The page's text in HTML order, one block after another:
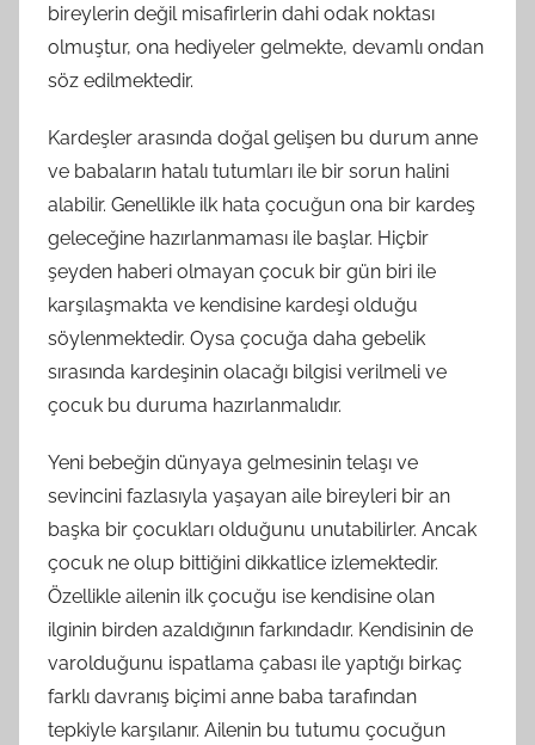
bireylerin değil misafirlerin dahi odak noktası
olmuştur, ona hediyeler gelmekte, devamlı ondan
söz edilmektedir.
Kardeşler arasında doğal gelişen bu durum anne
ve babaların hatalı tutumları ile bir sorun halini
alabilir. Genellikle ilk hata çocuğun ona bir kardeş
geleceğine hazırlanmaması ile başlar. Hiçbir
şeyden haberi olmayan çocuk bir gün biri ile
karşılaşmakta ve kendisine kardeşi olduğu
söylenmektedir. Oysa çocuğa daha gebelik
sırasında kardeşinin olacağı bilgisi verilmeli ve
çocuk bu duruma hazırlanmalıdır.
Yeni bebeğin dünyaya gelmesinin telaşı ve
sevincini fazlasıyla yaşayan aile bireyleri bir an
başka bir çocukları olduğunu unutabilirler. Ancak
çocuk ne olup bittiğini dikkatlice izlemektedir.
Özellikle ailenin ilk çocuğu ise kendisine olan
ilginin birden azaldığının farkındadır. Kendisinin de
varolduğunu ispatlama çabası ile yaptığı birkaç
farklı davranış biçimi anne baba tarafından
tepkiyle karşılanır. Ailenin bu tutumu çocuğun